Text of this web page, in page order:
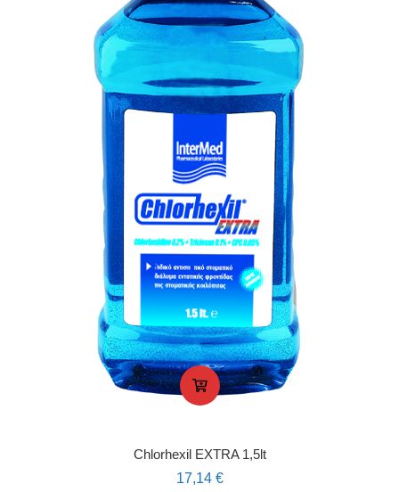
Chlorhexil EXTRA 1,5lt
17,14 €